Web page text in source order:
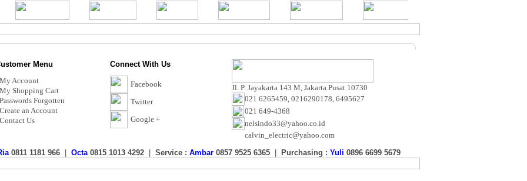
Menu Connect With Us
Jl. P. Jayakarta 143 M, Jakarta Pusat 10730
021 6265459, 0216290178, 6495627
021 649-4368
nelsindo33@yahoo.co.id
calvin_electric@yahoo.com
My Account
My Shopping Cart
Passwords Forgotten
Create an Account
Contact Us
Facebook
Twitter
Google +
0811 1181 966 Octa 0815 1013 4292 Service : Ambar 0857 9525 6365 Purchasing : Yuli 0896 6699 5679